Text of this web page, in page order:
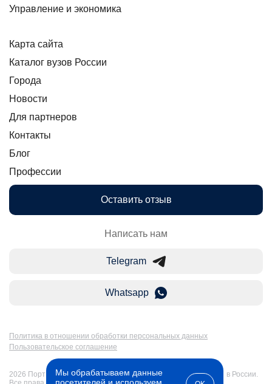
Управление и экономика
Карта сайта
Каталог вузов России
Города
Новости
Для партнеров
Контакты
Блог
Профессии
Оставить отзыв
Написать нам
Telegram
Whatsapp
Политика в отношении обработки персональных данных
Пользовательское соглашение
2026 Портал Бакалавр-Магистр: дистанционное образование в России.
Мы обрабатываем данные